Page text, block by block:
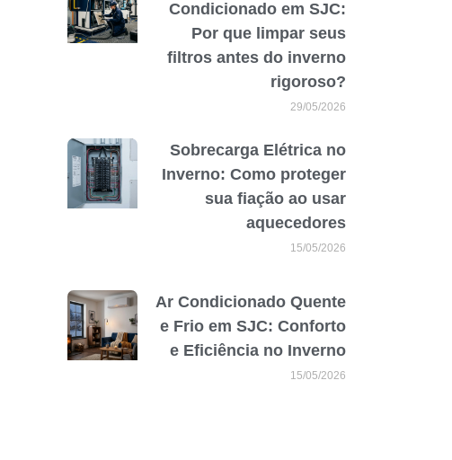
Condicionado em SJC:
Por que limpar seus
filtros antes do inverno
rigoroso?
29/05/2026
Sobrecarga Elétrica no
Inverno: Como proteger
sua fiação ao usar
aquecedores
15/05/2026
Ar Condicionado Quente
e Frio em SJC: Conforto
e Eficiência no Inverno
15/05/2026